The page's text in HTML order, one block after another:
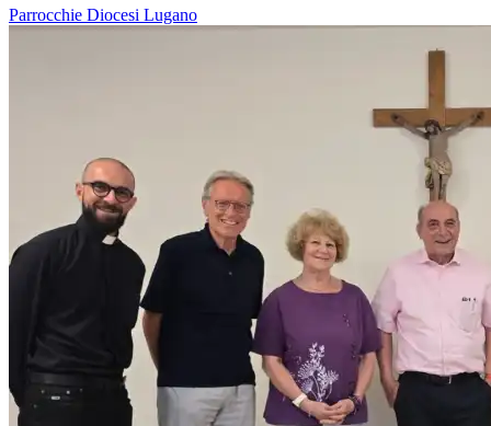
Parrocchie Diocesi Lugano